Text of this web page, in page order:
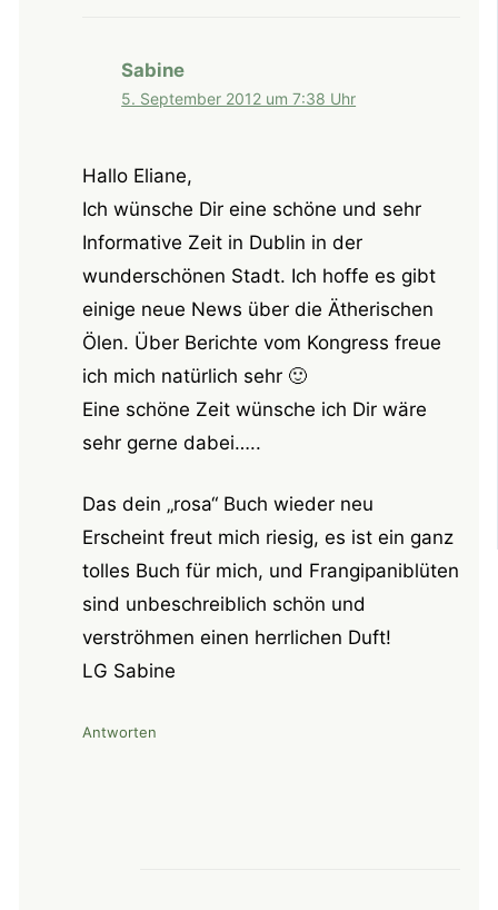
Sabine
5. September 2012 um 7:38 Uhr
Hallo Eliane,
Ich wünsche Dir eine schöne und sehr
Informative Zeit in Dublin in der
wunderschönen Stadt. Ich hoffe es gibt
einige neue News über die Ätherischen
Ölen. Über Berichte vom Kongress freue
ich mich natürlich sehr 🙂
Eine schöne Zeit wünsche ich Dir wäre
sehr gerne dabei…..
Das dein „rosa“ Buch wieder neu
Erscheint freut mich riesig, es ist ein ganz
tolles Buch für mich, und Frangipaniblüten
sind unbeschreiblich schön und
verströhmen einen herrlichen Duft!
LG Sabine
Antworten